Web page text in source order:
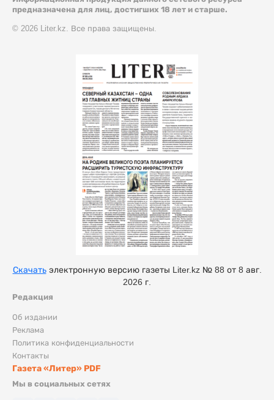
предназначена для лиц, достигших 18 лет и старше.
© 2026 Liter.kz. Все права защищены.
Редакция
Об издании
Реклама
Политика конфиденциальности
Контакты
Газета «Литер» PDF
Мы в социальных сетях
Скачатьэлектронную версию газеты Liter.kz № 88 от 8 авг.
2026 г.